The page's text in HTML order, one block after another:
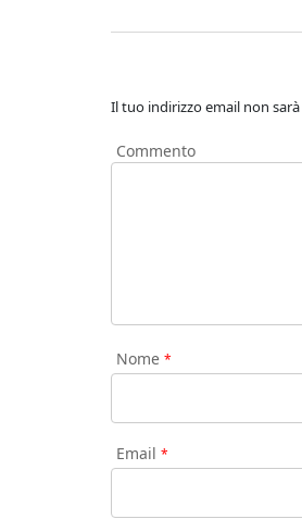
Il tuo indirizzo email non
Commento
Nome *
Email *